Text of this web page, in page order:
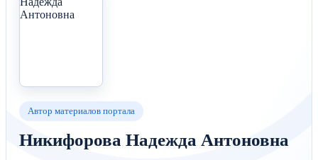
Автор материалов портала
Никифорова Надежда Антоновна